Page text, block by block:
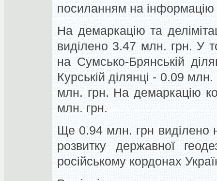
посиланням на інформацію
На демаркацію та
виділено 3.47 млн. грн. У
на Сумсько-Брянській
Курській ділянці - 0.09 млн.
млн. грн. На демаркацію
млн. грн.
Ще 0.94 млн. грн виділено
розвитку державної
російському кордонах